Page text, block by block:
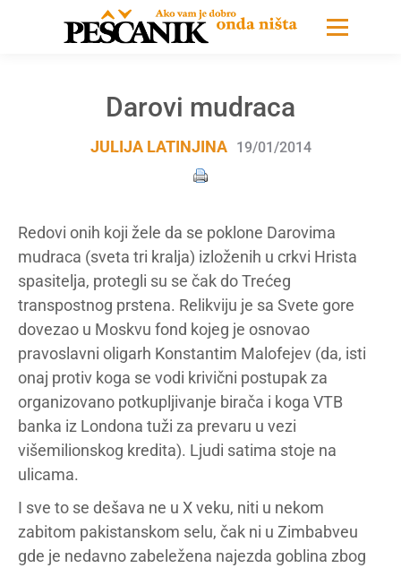
Darovi mudraca
JULIJA LATINJINA 19/01/2014
Redovi onih koji žele da se poklone Darovima
mudraca (sveta tri kralja) izloženih u crkvi Hrista
spasitelja, protegli su se čak do Trećeg
transpostnog prstena. Relikviju je sa Svete gore
dovezao u Moskvu fond kojeg je osnovao
pravoslavni oligarh Konstantim Malofejev (da, isti
onaj protiv koga se vodi krivični postupak za
organizovano potkupljivanje birača i koga VTB
banka iz Londona tuži za prevaru u vezi
višemilionskog kredita). Ljudi satima stoje na
ulicama.
I sve to se dešava ne u X veku, niti u nekom
zabitom pakistanskom selu, čak ni u Zimbabveu
gde je nedavno zabeležena najezda goblina zbog